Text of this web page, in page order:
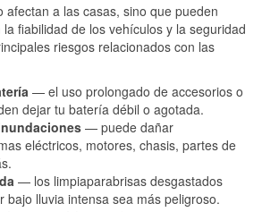
afectan a las casas, sino que pueden
fiabilidad de los vehículos y la seguridad
riesgos relacionados con las
— el uso prolongado de accesorios o
dejar tu batería débil o agotada.
— puede dañar
eléctricos, motores, chasis, partes de
— los limpiaparabrisas desgastados
bajo lluvia intensa sea más peligroso.